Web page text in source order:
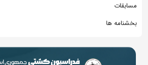
مسابقات
بخشنامه ها